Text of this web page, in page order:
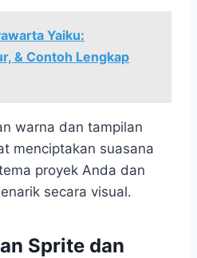
Yaiku:
& Contoh Lengkap
warna dan tampilan
menciptakan suasana
proyek Anda dan
secara visual.
Sprite dan